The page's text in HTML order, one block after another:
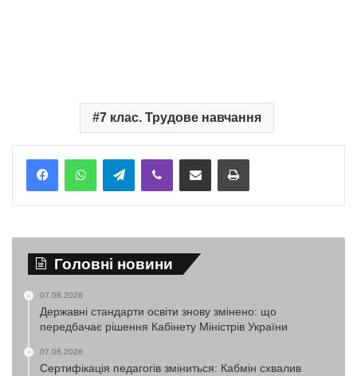
7 клас. Трудове навчання
TelegramViber Надіслати електронною поштоюНадрукувати
Головні новини
07.08.2026
Державні стандарти освіти знову змінено: що
передбачає рішення Кабінету Міністрів України
07.08.2026
Сертифікація педагогів зміниться: Кабмін схвалив